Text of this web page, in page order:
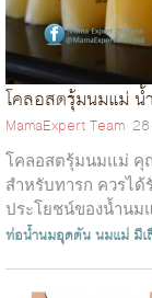
โคลอสตรุ้มนมแม่
MamaExpert Team
โคลอสตรุ้มนมแม่ คุ
สำหรับทารก ควรไ
ประโยชน์ของน้ำน
ไม่เคยทราบมาก่อนว่
ท่อน้ำนมอุดตันนมแม่ มี